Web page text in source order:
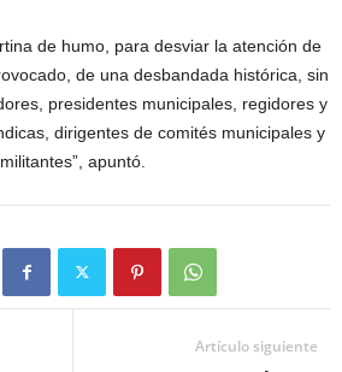
de humo, para desviar la atención de
de una desbandada histórica, sin
presidentes municipales, regidores y
dirigentes de comités municipales y
militantes”, apuntó.
Artículo siguiente